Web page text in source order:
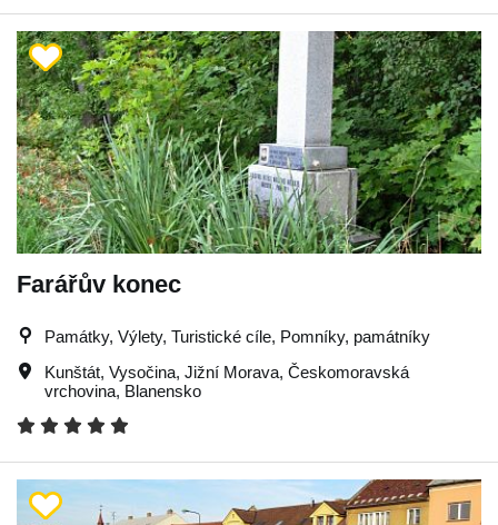
Farářův konec
Památky, Výlety, Turistické cíle, Pomníky, památníky
Kunštát, Vysočina, Jižní Morava, Českomoravská
vrchovina, Blanensko